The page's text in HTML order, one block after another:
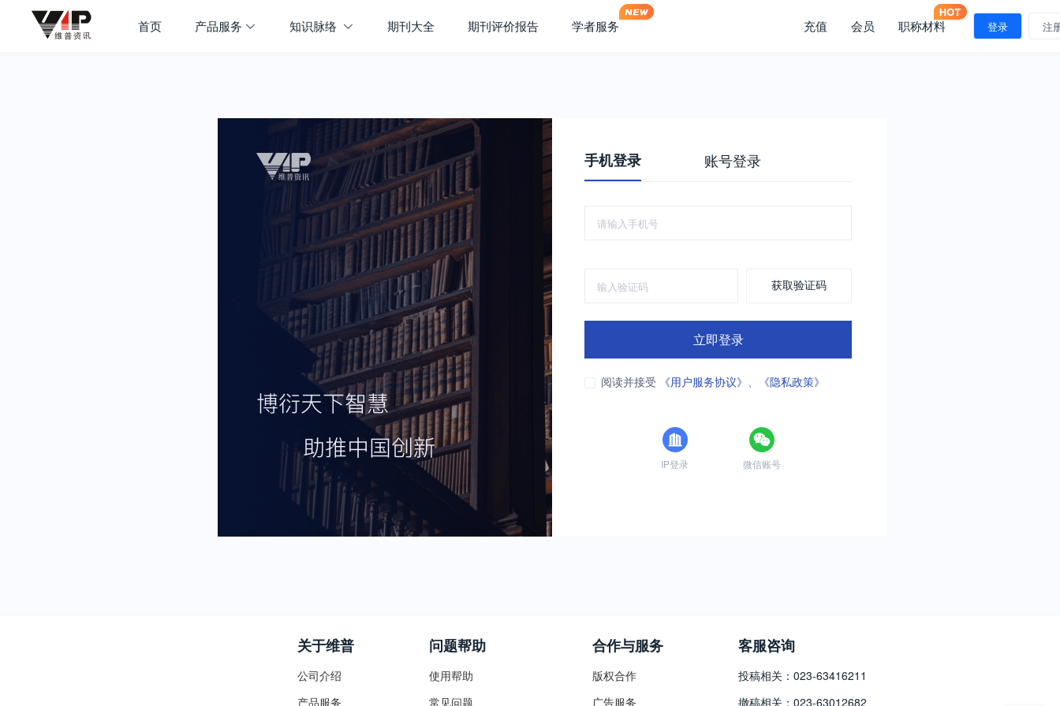
首页 产品服务 知识脉络 期刊大全 期刊评价报告 学者服务 充值 会员 职称材料 登录 注
手机登录 账号登录
获取验证码
立即登录
阅读并接受 《用户服务协议》 、 《隐私政策》
IP登录 微信账号
关于维普
公司介绍
产品服务
问题帮助
使用帮助
常见问题
合作与服务
版权合作
广告服务
客服咨询
投稿相关：023-63416211
撤稿相关：023-63012682